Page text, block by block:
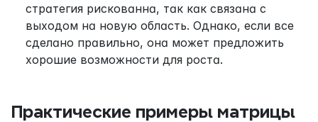
стратегия рискованна, так как связана с
выходом на новую область. Однако, если все
сделано правильно, она может предложить
хорошие возможности для роста.
Практические примеры матрицы